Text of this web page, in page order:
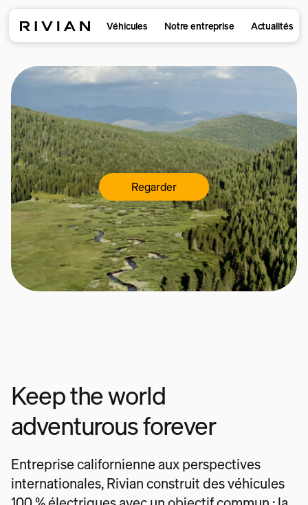
Véhicules Notre entreprise Actualités
Regarder
Keep the world
adventurous forever
Entreprise californienne aux perspectives
internationales, Rivian construit des véhicules